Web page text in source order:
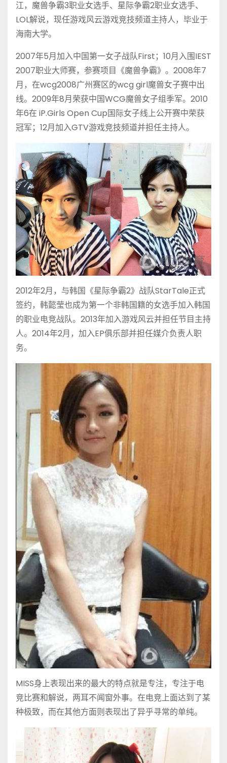
江，魔兽争霸3职业女选手、星际争霸2职业女选手、
LOL解说，现任游戏风云游戏竞技频道主持人，毕业于
海南大学。
2007年5月加入中国第一女子战队First；10月入围IEST
2007职业大师赛，参赛项目《魔兽争霸》。2008年7
月，在wcg2008广州赛区的wcg girl魔兽女子赛中出
线。2009年8月荣获中国WCG魔兽女子组季军。2010
年6在 iP.Girls Open Cup国际女子线上公开赛中荣获
冠军；12月加入GTV游戏竞技频道并担任主持人。
2012年2月，与韩国《星际争霸2》战队StarTale正式
签约，韩懿莹也成为第一个非韩国籍的女选手加入韩国
的职业电竞战队。2013年加入游戏风云并担任节目主持
人。2014年2月，加入EP俱乐部并担任媒介负责人职
务。
MISS身上表现出来的最大的特点就是专注，专注于电
竞比赛和解说，两耳不闻窗外事。在电竞上面达到了某
种极致，而在其他方面则表现出了异乎寻常的单纯。